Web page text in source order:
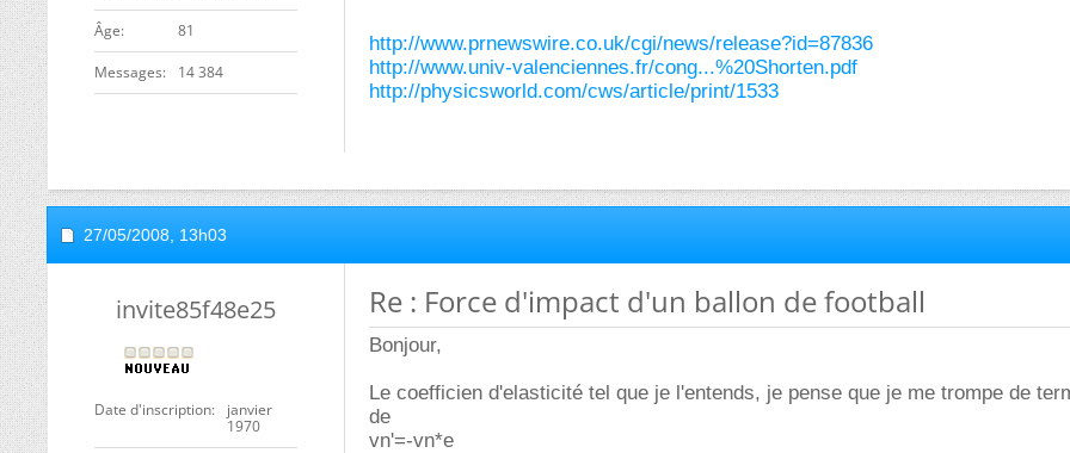
ge 81
Messages 14 384
http://www.prnewswire.co.uk/cgi/news/release?id=87836
http://www.univ-valenciennes.fr/cong...%20Shorten.pdf
http://physicsworld.com/cws/article/print/1533
27/05/2008, 13h03
invite85f48e25
Date d'inscription
janvier
1970
Re : Force d'impact d'un ballon de football
Bonjour,
Le coefficien d'elasticité tel que je l'entends, je pense que je me trompe de
de
vn'=-vn*e